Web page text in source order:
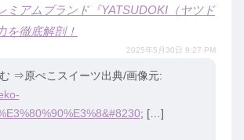
ミアムブランド『YATSUDOKI（ヤツド
を徹底解剖！
2025年5月30日 9:27 PM
⇒原ぺこスイーツ出典/画像元:
; […]